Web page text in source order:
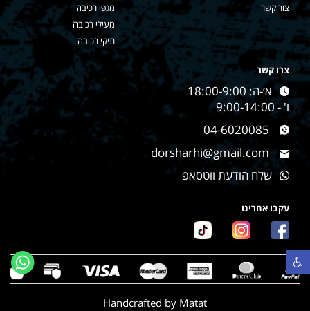
פתח סרגל נגישות
צור קשר
מגפי רכיבה
מעילי רכיבה
תיקי רכיבה
צרו קשר
א׳-ה: 18:00-9:00
ו' - 9:00-14:00
04-6020085
dorsharhi@gmail.com
שלח הודעת ווטסאפ
עקבו אחרינו
Handcrafted by Matat